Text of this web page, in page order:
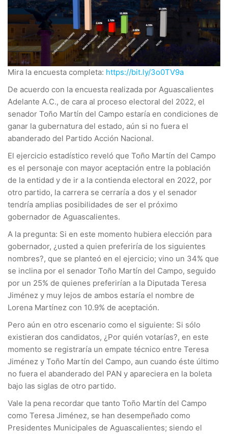
Mira la encuesta completa: https://bit.ly/3o0TV9a
De acuerdo con la encuesta realizada por Aguascalientes
Adelante A.C., de cara al proceso electoral del 2022, el
senador Toño Martín del Campo estaría en condiciones de
ganar la gubernatura del estado, aún si no fuera el
abanderado del Partido Acción Nacional.
El ejercicio estadístico reveló que Toño Martín del Campo
es el personaje con mayor aceptación entre la población
de la entidad y de ir a la contienda electoral en 2022, por
otro partido, la carrera se cerraría a dos y el senador
tendría amplias posibilidades de ser el próximo
gobernador de Aguascalientes.
A la pregunta: Si en este momento hubiera elección para
gobernador, ¿usted a quien preferiría de los siguientes
nombres?, que se planteó en el ejercicio; vino un 34% que
se inclina por el senador Toño Martín del Campo, seguido
por un 25% de quienes preferirían a la Diputada Teresa
Jiménez y muy lejos de ambos estaría el nombre de
Lorena Martínez con 10.9% de aceptación.
Pero aún en otro escenario como el siguiente: Si sólo
existieran dos candidatos, ¿Por quién votarías?, en este
momento se registraría un empate técnico entre Teresa
Jiménez y Toño Martín del Campo, aun cuando éste último
no fuera el abanderado del PAN y apareciera en la boleta
bajo las siglas de otro partido.
Vale la pena recordar que tanto Toño Martín del Campo
como Teresa Jiménez, se han desempeñado como
Presidentes Municipales de Aguascalientes; siendo el